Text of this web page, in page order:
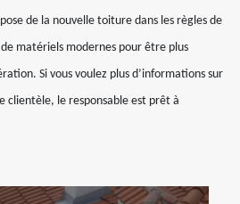
de la nouvelle toiture dans les règles de
matériels modernes pour être plus
Si vous voulez plus d’informations sur
clientèle, le responsable est prêt à